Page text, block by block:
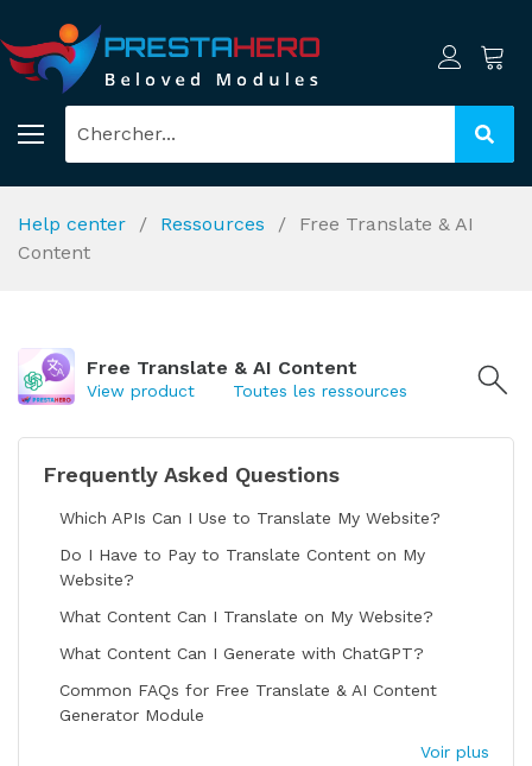
Help center Ressources
Free Translate & AI
Content
Free Translate & AI Content
View product Toutes les ressources
Frequently Asked Questions
Which APIs Can I Use to Translate My Website?
Do I Have to Pay to Translate Content on My
Website?
What Content Can I Translate on My Website?
What Content Can I Generate with ChatGPT?
Common FAQs for Free Translate & AI Content
Generator Module
Voir plus